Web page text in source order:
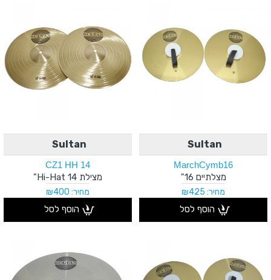
Sultan
MarchCymb16
מצלתיים 16"
מחיר: ₪425
הוסף לסל
Sultan
CZ1 HH 14
מצילת Hi-Hat 14"
מחיר: ₪400
הוסף לסל